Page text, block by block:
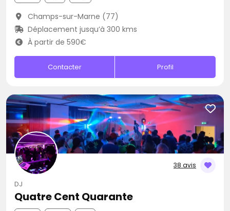
Champs-sur-Marne (77)
Déplacement jusqu’à 300 kms
À partir de 590€
Contacter Profil
38 avis
DJ
Quatre Cent Quarante